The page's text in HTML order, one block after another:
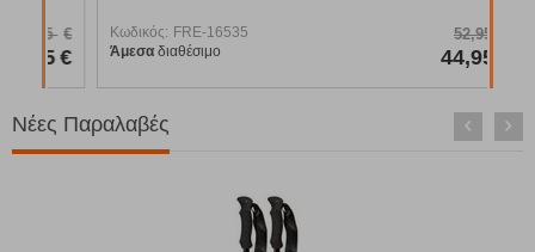
Κωδικός: FRE-16535
Άμεσαδιαθέσιμο
€
44,95 €
Νέες Παραλαβές